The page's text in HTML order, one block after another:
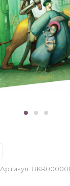
Артикул: